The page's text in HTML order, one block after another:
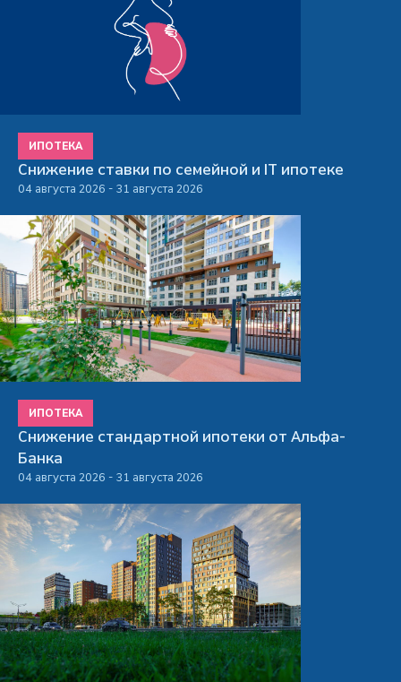
ИПОТЕКА
Снижение ставки по семейной и IT ипотеке
04 августа 2026 - 31 августа 2026
ИПОТЕКА
Снижение стандартной ипотеки от Альфа-
Банка
04 августа 2026 - 31 августа 2026